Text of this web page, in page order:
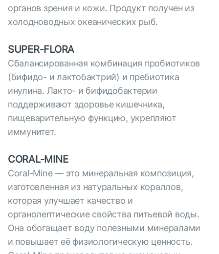
органов зрения и кожи. Продукт получен из
холодноводных океанических рыб.
SUPER-FLORA
Сбалансированная комбинация пробиотиков
(бифидо- и лактобактрий) и пребиотика
инулина. Лакто- и бифидобактерии
поддерживают здоровье кишечника,
пищеварительную функцию, укрепляют
иммунитет.
CORAL-MINE
Coral-Mine — это минеральная композиция,
изготовленная из натуральных кораллов,
которая улучшает качество и
органолептические свойства питьевой воды.
Она обогащает воду полезными минералами
и повышает её физиологическую ценность.